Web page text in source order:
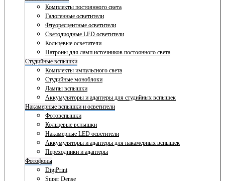
Комплекты постоянного света
Галогенные осветители
Флуоресцентные осветители
Светодиодные LED осветители
Кольцевые осветители
Патроны для ламп источников постоянного света
Студийные вспышки
Комплекты импульсного света
Студийные моноблоки
Лампы вспышки
Аккумуляторы и адаптеры для студийных вспышек
Накамерные вспышки и осветители
Фотовспышки
Кольцевые вспышки
Накамерные LED осветители
Аккумуляторы и адаптеры для накамерных вспышек
Переходники и адаптеры
Фотофоны
DigiPrint
Super Dense